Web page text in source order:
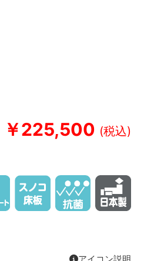
￥225,500